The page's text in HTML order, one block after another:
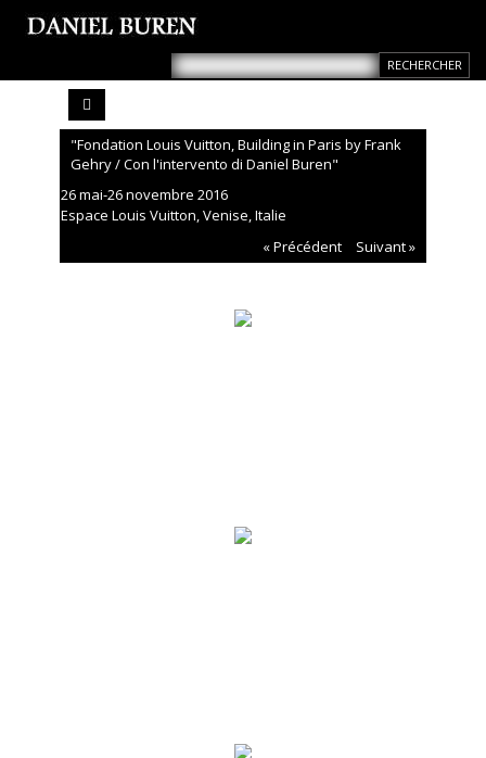
"Fondation Louis Vuitton, Building in Paris by Frank
Gehry / Con l'intervento di Daniel Buren"
26 mai-26 novembre 2016
Espace Louis Vuitton, Venise, Italie
« Précédent
Suivant »